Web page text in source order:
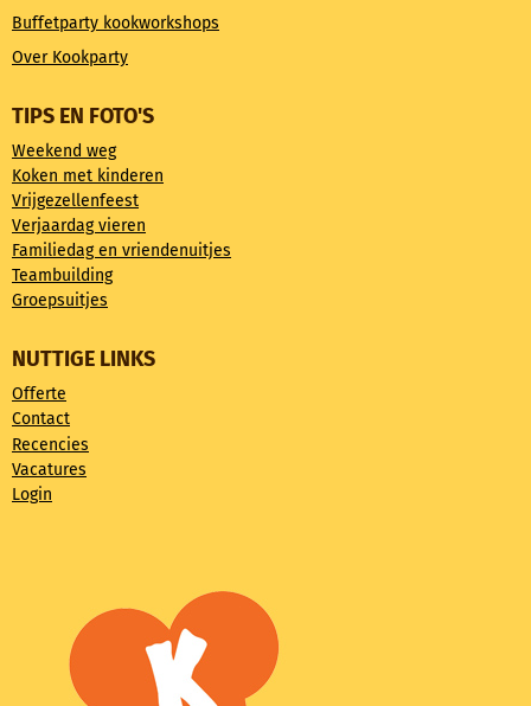
Buffetparty kookworkshops
Over Kookparty
TIPS EN FOTO'S
Weekend weg
Koken met kinderen
Vrijgezellenfeest
Verjaardag vieren
Familiedag en vriendenuitjes
Teambuilding
Groepsuitjes
NUTTIGE LINKS
Offerte
Contact
Recencies
Vacatures
Login